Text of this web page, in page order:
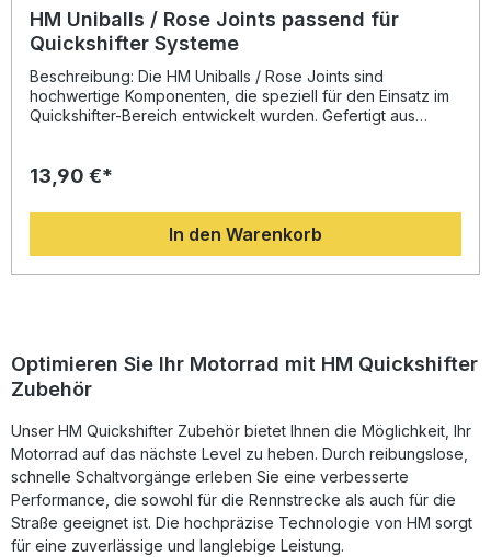
HM Uniballs / Rose Joints passend für
Quickshifter Systeme
Beschreibung: Die HM Uniballs / Rose Joints sind
hochwertige Komponenten, die speziell für den Einsatz im
Quickshifter-Bereich entwickelt wurden. Gefertigt aus
anspruchsvolle Motorrad-Tuning-Anwendungen. Diese
Bewegungsübertragung und tragen maßgeblich zur
Verbesserung der Schaltperformance bei. Leichte
Aluminiumkonstruktion für maximale Stabilität Erhältlich für
linke und rechte Seite Optimale Ergänzung für Quickshifter-
Auswahl)
13,90 €*
In den Warenkorb
Optimieren Sie Ihr Motorrad mit HM Quickshifter
Zubehör
Unser HM Quickshifter Zubehör bietet Ihnen die Möglichkeit, Ihr
Motorrad auf das nächste Level zu heben. Durch reibungslose,
schnelle Schaltvorgänge erleben Sie eine verbesserte
Performance, die sowohl für die Rennstrecke als auch für die
Straße geeignet ist. Die hochpräzise Technologie von HM sorgt
für eine zuverlässige und langlebige Leistung.